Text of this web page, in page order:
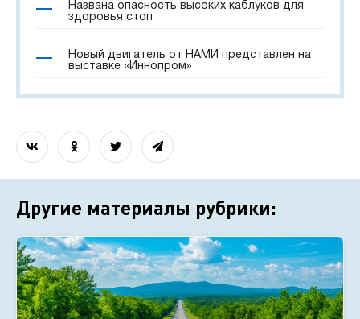
Названа опасность высоких каблуков для
здоровья стоп
Новый двигатель от НАМИ представлен на
выставке «Иннопром»
Другие материалы рубрики: